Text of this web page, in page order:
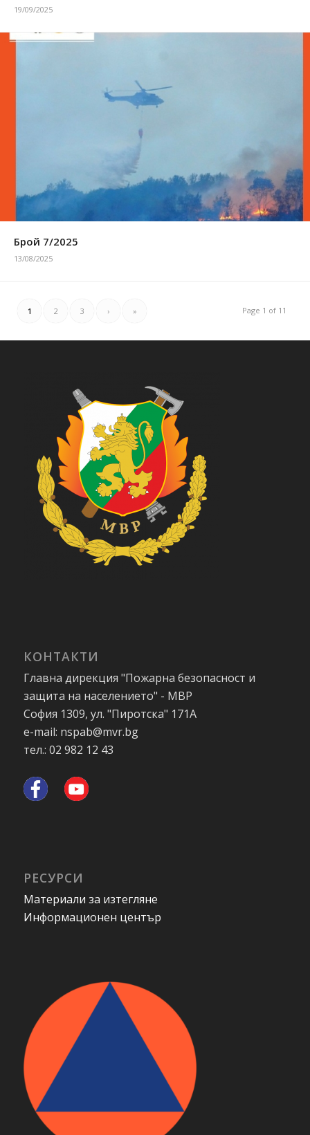
19/09/2025
Брой 7/2025
13/08/2025
Page 1 of 11
1 2 3 › »
КОНТАКТИ
Главна дирекция "Пожарна безопасност и
защита на населението" - МВР
София 1309, ул. "Пиротска" 171А
e-mail: nspab@mvr.bg
тел.: 02 982 12 43
РЕСУРСИ
Материали за изтегляне
Информационен център